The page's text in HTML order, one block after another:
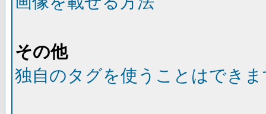
その他
独自のタグを使うことはでき